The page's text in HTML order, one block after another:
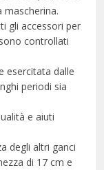
mascherina.
gli accessori per
controllati
esercitata dalle
periodi sia
e aiuti
degli altri ganci
di 17 cm e